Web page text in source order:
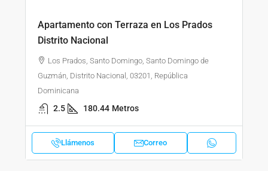
Apartamento con Terraza en Los Prados
Distrito Nacional
Los Prados, Santo Domingo, Santo Domingo de
Guzmán, Distrito Nacional, 03201, República
Dominicana
2.5 180.44 Metros
Llámenos Correo